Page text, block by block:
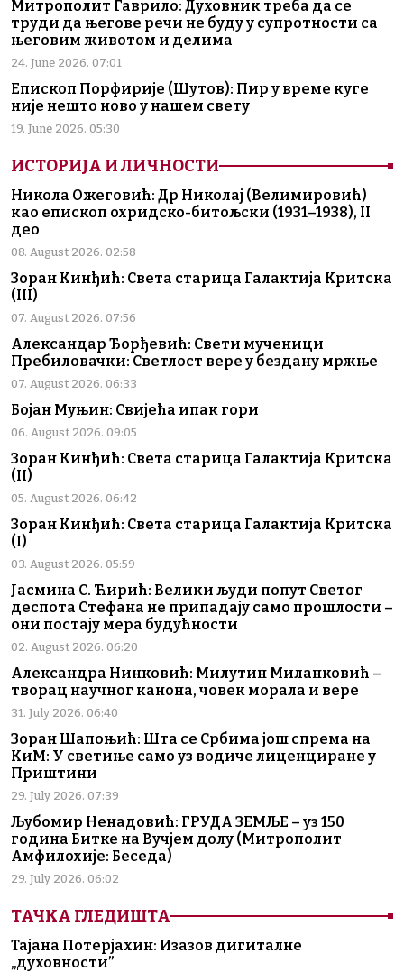
Митрополит Гаврило: Духовник треба да се
труди да његове речи не буду у супротности са
његовим животом и делима
24. June 2026. 07:01
Епископ Порфирије (Шутов): Пир у време куге
није нешто ново у нашем свету
19. June 2026. 05:30
ИСТОРИЈА И ЛИЧНОСТИ
Никола Ожеговић: Др Николај (Велимировић)
као епископ охридско-битољски (1931–1938), II
део
08. August 2026. 02:58
Зоран Кинђић: Света старица Галактија Критска
(III)
07. August 2026. 07:56
Александар Ђорђевић: Свети мученици
Пребиловачки: Светлост вере у бездану мржње
07. August 2026. 06:33
Бојан Муњин: Свијећа ипак гори
06. August 2026. 09:05
Зоран Кинђић: Света старица Галактија Критска
(II)
05. August 2026. 06:42
Зоран Кинђић: Света старица Галактија Критска
(I)
03. August 2026. 05:59
Јасмина С. Ћирић: Велики људи попут Светог
деспота Стефана не припадају само прошлости –
они постају мера будућности
02. August 2026. 06:20
Александра Нинковић: Милутин Миланковић –
творац научног канона, човек морала и вере
31. July 2026. 06:40
Зоран Шапоњић: Шта се Србима још спрема на
КиМ: У светиње само уз водиче лиценциране у
Приштини
29. July 2026. 07:39
Љубомир Ненадовић: ГРУДА ЗЕМЉЕ – уз 150
година Битке на Вучјем долу (Митрополит
Амфилохије: Беседа)
29. July 2026. 06:02
ТАЧКА ГЛЕДИШТА
Тајана Потерјахин: Изазов дигиталне
„духовности”